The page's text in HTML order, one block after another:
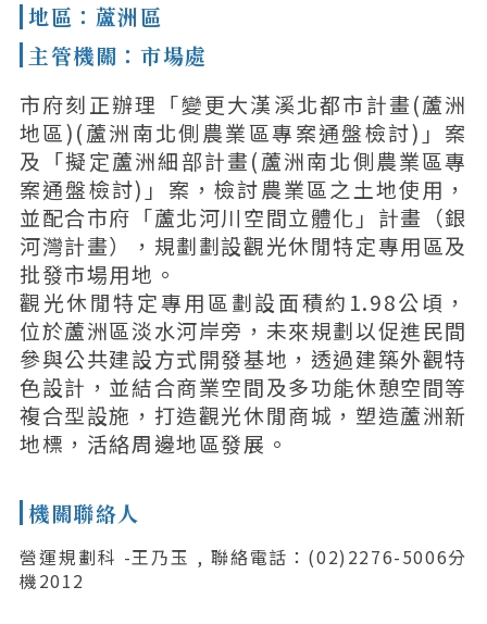
地區：蘆洲區
主管機關：市場處
市府刻正辦理「變更大漢溪北都市計畫(蘆洲
地區)(蘆洲南北側農業區專案通盤檢討)」案
及「擬定蘆洲細部計畫(蘆洲南北側農業區專
案通盤檢討)」案，檢討農業區之土地使用，
並配合市府「蘆北河川空間立體化」計畫（銀
河灣計畫），規劃劃設觀光休閒特定專用區及
批發市場用地。
觀光休閒特定專用區劃設面積約1.98公頃，
位於蘆洲區淡水河岸旁，未來規劃以促進民間
參與公共建設方式開發基地，透過建築外觀特
色設計，並結合商業空間及多功能休憩空間等
複合型設施，打造觀光休閒商城，塑造蘆洲新
地標，活絡周邊地區發展。
機關聯絡人
營運規劃科 -王乃玉 , 聯絡電話：(02)2276-5006分
機2012